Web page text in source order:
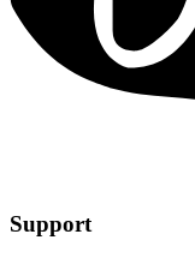
Support